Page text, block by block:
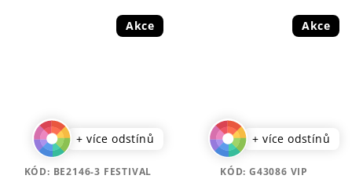
Akce
+ více odstínů
KÓD: BE2146-3 FESTIVAL
Akce
+ více odstínů
KÓD: G43086 VIP